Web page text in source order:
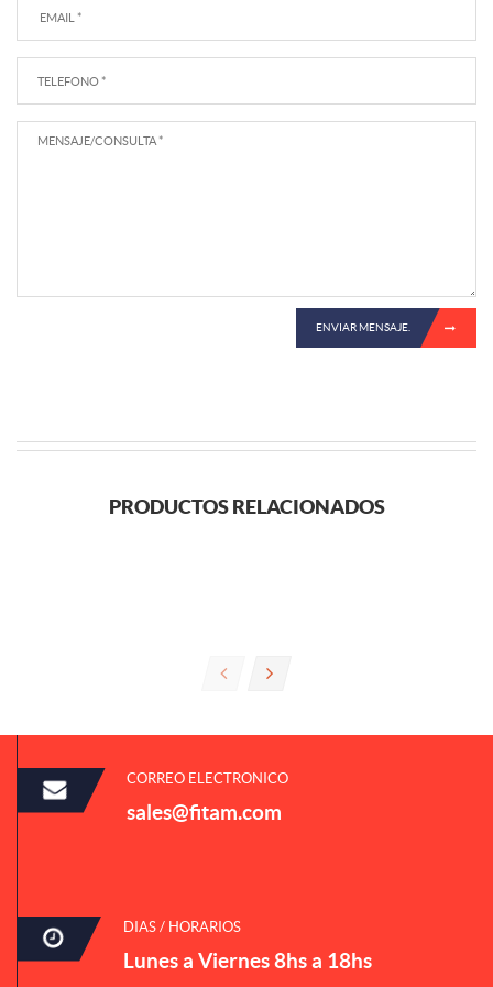
ENVIAR MENSAJE.
PRODUCTOS RELACIONADOS
CORREO ELECTRONICO
sales@fitam.com
DIAS / HORARIOS
Lunes a Viernes 8hs a 18hs